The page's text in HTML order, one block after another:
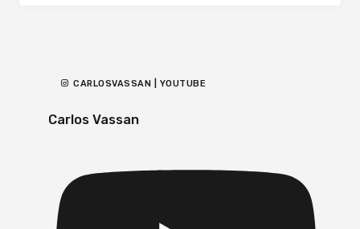
CARLOSVASSAN | YOUTUBE
Carlos Vassan